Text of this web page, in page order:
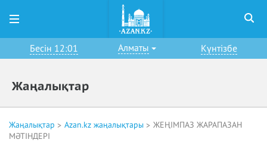
Бесін 12:01 Алматы Күнтізбе
Жаңалықтар
Жаңалықтар Azan.kz жаңалықтары
ЖЕҢІМПАЗ ЖАРАПАЗАН
МӘТІНДЕРІ